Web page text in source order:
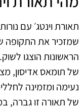
תאורת וינטג׳ עם
הראשונות הוצגו
של תומאס אדיסון,
נעימה ומזמינה
של תאורה זו גברה,